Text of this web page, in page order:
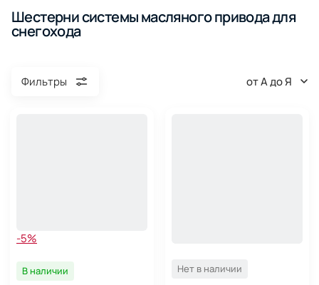
Шестерни системы масляного привода для
снегохода
Фильтры от А до Я
-5%
В наличии
Нет в наличии